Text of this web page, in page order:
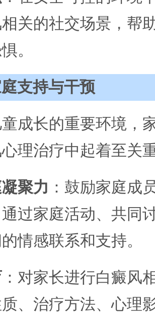
关的社交场景，帮
。
支持与干预
成长的重要环境，
理治疗中起着至关
聚力 ：鼓励家庭成
过家庭活动、共同
情感联系和支持。
：对家长进行白癜风
、治疗方法、心理